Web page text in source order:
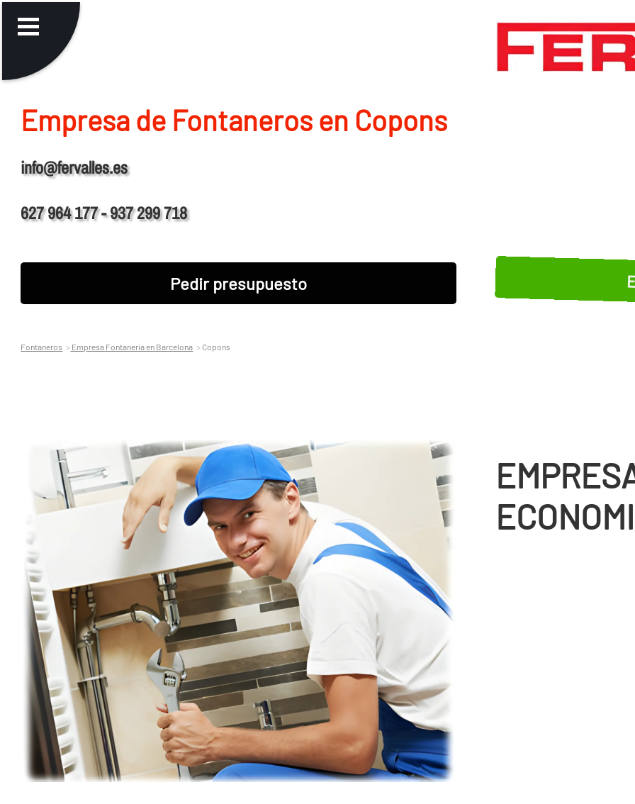
Empresa de Fontaneros en Copons
info@fervalles.es
627 964 177 - 937 299 718
Pedir presupuesto
Fontaneros Empresa Fontaneria en Barcelona Copons